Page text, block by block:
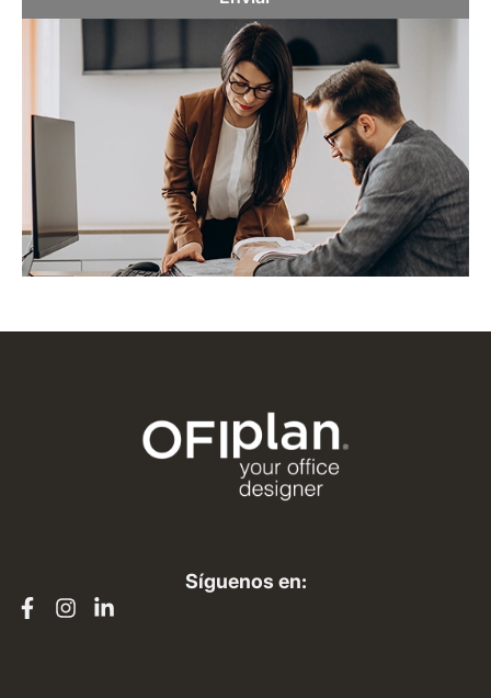
Síguenos en: